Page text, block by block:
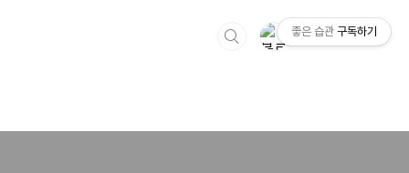
좋은 습관 구독하기